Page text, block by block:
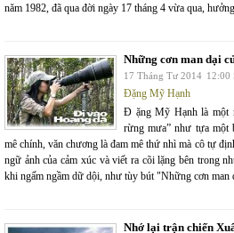
năm 1982, đã qua đời ngày 17 tháng 4 vừa qua,
Những cơn man dại
17 Tháng Tư 2014 12:00
Đặng Mỹ Hạnh
Đ ặng Mỹ Hạnh là một
rừng mưa” như tựa một
mê chính, văn chương là đam mê thứ nhì mà cô tự
ngữ ảnh của cảm xúc và viết ra cõi lặng bên trong
khi ngấm ngầm dữ dội, như tùy bút "Những cơn man
Nhớ lại trận chiến